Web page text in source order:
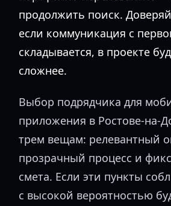
продолжить поиск.
если коммуникация с
складывается, в проекте
сложнее.
Выбор подрядчика для
приложения в Ростове-на-
трем вещам: релевантный
прозрачный процесс и
смета. Если эти пункты
с высокой вероятностью